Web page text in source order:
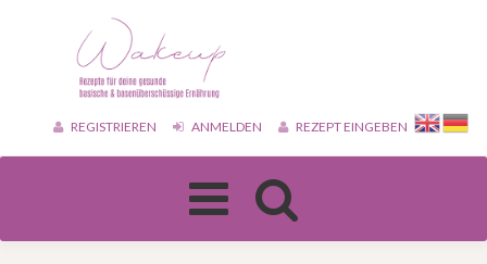
REGISTRIEREN ANMELDEN REZEPT EINGEBEN
Toggle
navigation